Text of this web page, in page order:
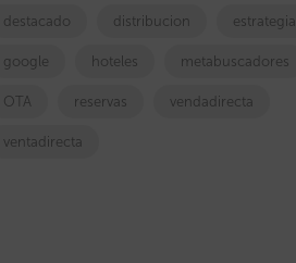
destacado distribucion estrategia
google hoteles metabuscadores
OTA reservas vendadirecta
ventadirecta